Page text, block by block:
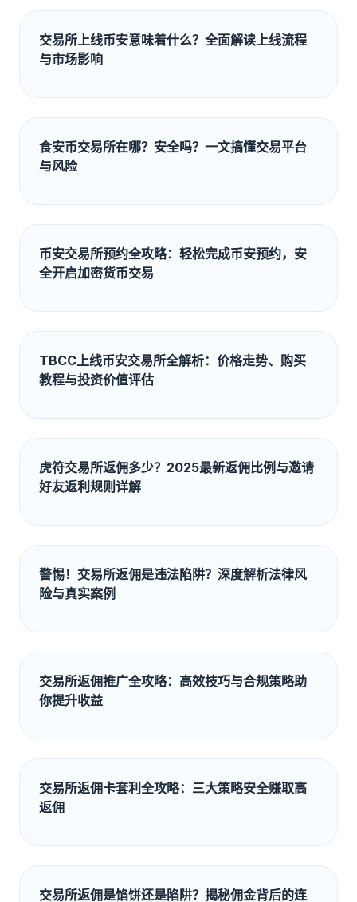
交易所上线币安意味着什么？全面解读上线流程
与市场影响
食安币交易所在哪？安全吗？一文搞懂交易平台
与风险
币安交易所预约全攻略：轻松完成币安预约，安
全开启加密货币交易
TBCC上线币安交易所全解析：价格走势、购买
教程与投资价值评估
虎符交易所返佣多少？2025最新返佣比例与邀请
好友返利规则详解
警惕！交易所返佣是违法陷阱？深度解析法律风
险与真实案例
交易所返佣推广全攻略：高效技巧与合规策略助
你提升收益
交易所返佣卡套利全攻略：三大策略安全赚取高
返佣
交易所返佣是馅饼还是陷阱？揭秘佣金背后的连